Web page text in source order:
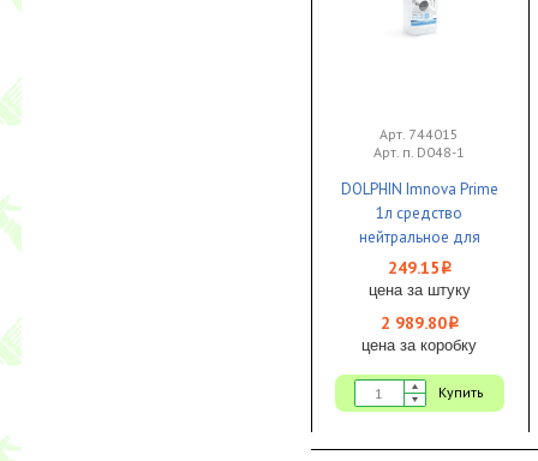
Арт. 744015
Арт. п. D048-1
DOLPHIN Imnova Prime
1л средство
нейтральное для
ручной мойки кухонной
и столовой посуды
249.15 i
цена за штуку
2 989.80i
цена за коробку
Купить